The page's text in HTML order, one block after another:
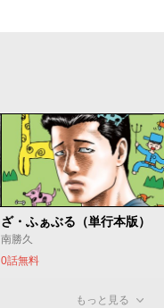
ざ・ふぁぶる（単行本版）
南勝久
0話無料
もっと見る